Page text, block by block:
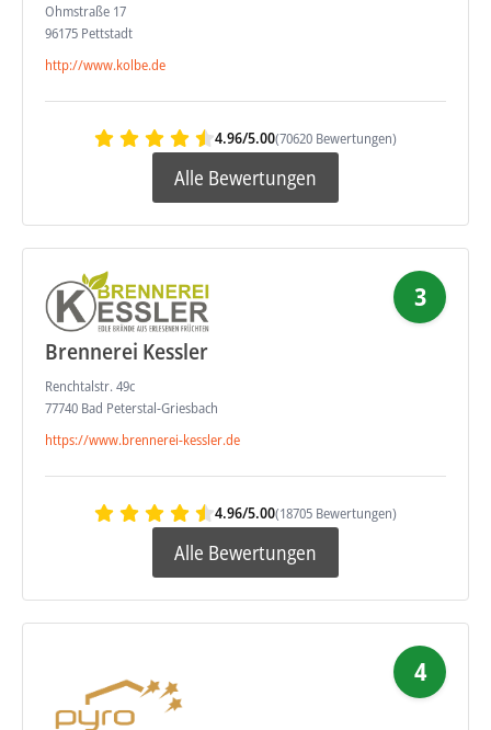
Ohmstraße 17
96175 Pettstadt
http://www.kolbe.de
4.96/5.00(70620 Bewertungen)
Alle Bewertungen
Brennerei Kessler
Renchtalstr. 49c
77740 Bad Peterstal-Griesbach
https://www.brennerei-kessler.de
3
4.96/5.00(18705 Bewertungen)
Alle Bewertungen
4